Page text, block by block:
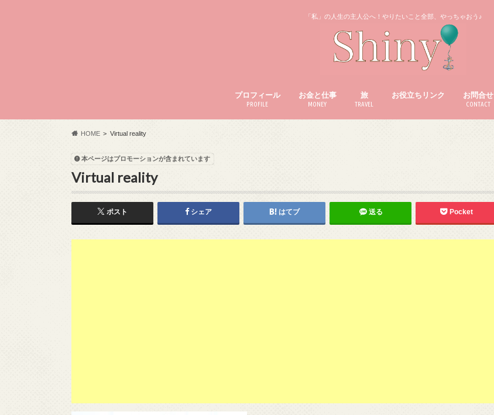
「私」の人生の主人公へ！やりたいこと全部、やっちゃおう♪
プロフィール
PROFILE
お金と仕事
MONEY
旅
TRAVEL
お役立ちリンク お問合せ
CONTACT
HOME Virtual reality
本ページはプロモーションが含まれています
Virtual reality
ポスト シェア はてブ 送る Pocket